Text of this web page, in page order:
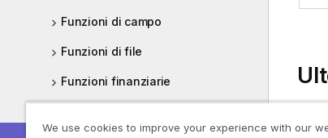
Funzioni di campo
Funzioni di file
Funzioni finanziarie
We use cookies to improve your experience with our